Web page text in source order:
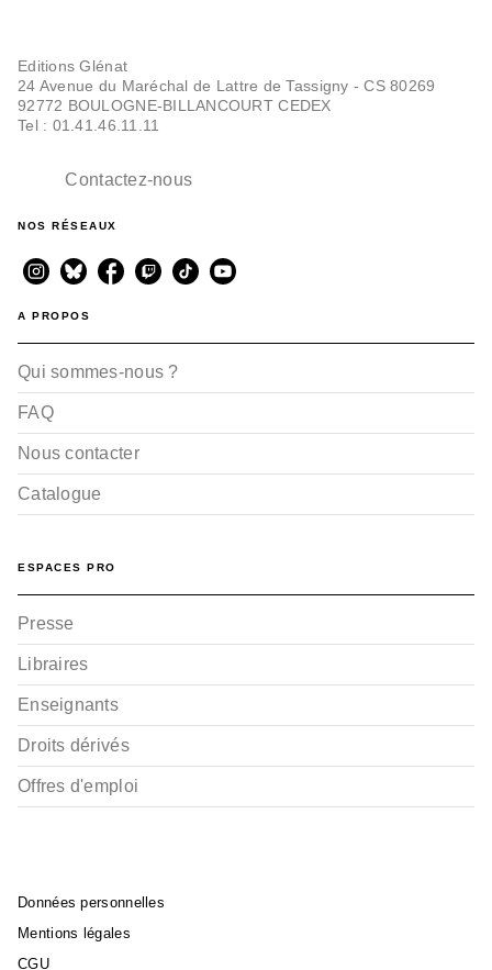
Editions Glénat
24 Avenue du Maréchal de Lattre de Tassigny - CS 80269
92772 BOULOGNE-BILLANCOURT CEDEX
Tel : 01.41.46.11.11
Contactez-nous
NOS RÉSEAUX
A PROPOS
Qui sommes-nous ?
FAQ
Nous contacter
Catalogue
ESPACES PRO
Presse
Libraires
Enseignants
Droits dérivés
Offres d'emploi
Données personnelles
Mentions légales
CGU